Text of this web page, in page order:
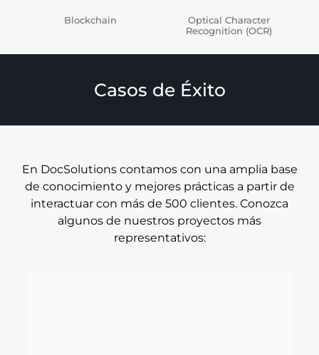
Blockchain
Optical Character
Recognition (OCR)
Casos de Éxito
En DocSolutions contamos con una amplia base
de conocimiento y mejores prácticas a partir de
interactuar con más de 500 clientes. Conozca
algunos de nuestros proyectos más
representativos: